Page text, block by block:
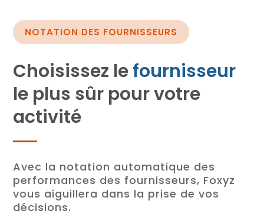
NOTATION DES FOURNISSEURS
Choisissez lefournisseur
le plus sûr pour votre
activité
Avec la notation automatique des
performances des fournisseurs, Foxyz
vous aiguillera dans la prise de vos
décisions.